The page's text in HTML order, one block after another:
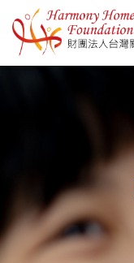
移至主內容